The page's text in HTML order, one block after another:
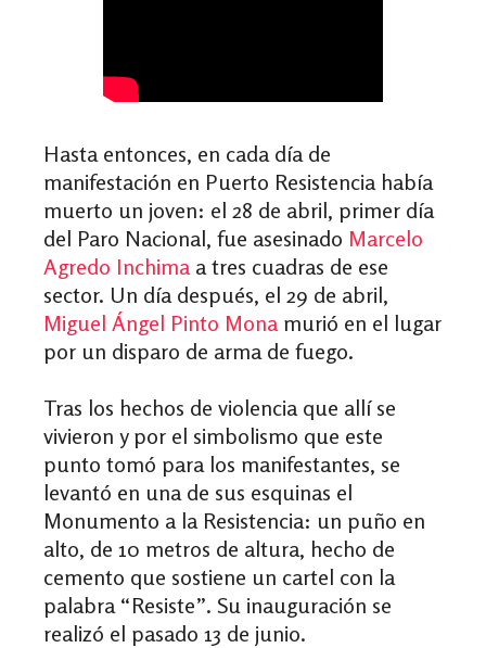
Hasta entonces, en cada día de
manifestación en Puerto Resistencia había
muerto un joven: el 28 de abril, primer día
del Paro Nacional, fue asesinado Marcelo
Agredo Inchima a tres cuadras de ese
sector. Un día después, el 29 de abril,
Miguel Ángel Pinto Mona murió en el lugar
por un disparo de arma de fuego.
Tras los hechos de violencia que allí se
vivieron y por el simbolismo que este
punto tomó para los manifestantes, se
levantó en una de sus esquinas el
Monumento a la Resistencia: un puño en
alto, de 10 metros de altura, hecho de
cemento que sostiene un cartel con la
palabra “Resiste”. Su inauguración se
realizó el pasado 13 de junio.